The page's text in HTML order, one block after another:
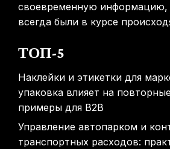
своевременную информацию,
всегда были в курсе
ТОП-5
Наклейки и этикетки для
упаковка влияет на
примеры для B2B
Управление автопарком и
транспортных расходов: